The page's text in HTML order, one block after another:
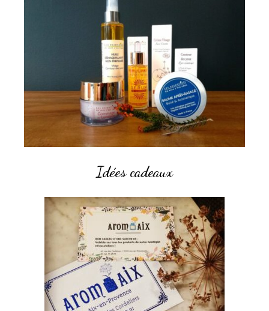
Idées cadeaux